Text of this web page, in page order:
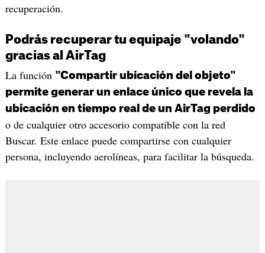
recuperación.
Podrás recuperar tu equipaje "volando"
gracias al AirTag
La función "Compartir ubicación del objeto"
permite generar un enlace único que revela la
ubicación en tiempo real de un AirTag perdido
o de cualquier otro accesorio compatible con la red
Buscar. Este enlace puede compartirse con cualquier
persona, incluyendo aerolíneas, para facilitar la búsqueda.